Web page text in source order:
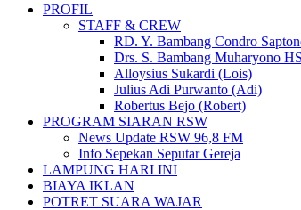
PROFIL
STAFF & CREW
RD. Y. Bambang Condro
Drs. S. Bambang Muharyono
Alloysius Sukardi (Lois)
Julius Adi Purwanto (Adi)
Robertus Bejo (Robert)
PROGRAM SIARAN RSW
News Update RSW 96,8 FM
Info Sepekan Seputar Gereja
LAMPUNG HARI INI
BIAYA IKLAN
POTRET SUARA WAJAR